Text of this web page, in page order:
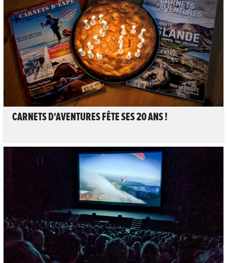
LIRE L'ARTICLE
CARNETS D'AVENTURES FÊTE SES 20 ANS !
LIRE L'ARTICLE